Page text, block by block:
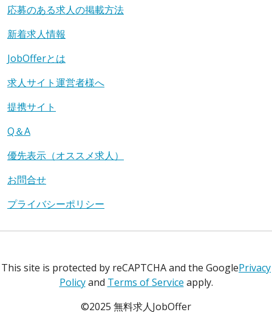
応募のある求人の掲載方法
新着求人情報
JobOfferとは
求人サイト運営者様へ
提携サイト
Q＆A
優先表示（オススメ求人）
お問合せ
プライバシーポリシー
This site is protected by reCAPTCHA and the GooglePrivacy
Policyand Terms of Service apply.
©2025 無料求人JobOffer